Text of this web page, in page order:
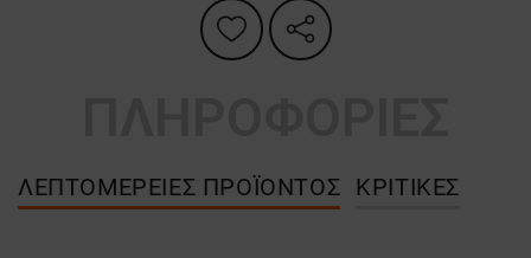
ΛΕΠΤΟΜΈΡΕΙΕΣ ΠΡΟΪΌΝΤΟΣ ΚΡΙΤΙΚΈΣ